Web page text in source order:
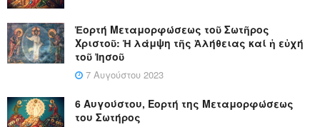
Ἑορτή Μεταμορφώσεως τοῦ Σωτῆρος
Χριστοῦ: Ἡ λάμψη τῆς Ἀλήθειας καί ἡ εὐχή
τοῦ Ἰησοῦ
7 Αυγούστου 2023
6 Αυγούστου, Εορτή της Μεταμορφώσεως
του Σωτήρος